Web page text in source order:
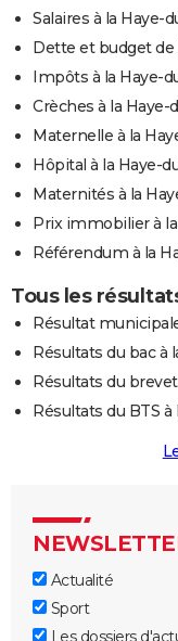
Salaires à la Haye-
Dette et budget de
Impôts à la Haye-
Crèches à la Haye-
Maternelle à la
Hôpital à la Haye-
Maternités à la
Prix immobilier à
Référendum à la
Tous les
Résultat
Résultats du bac à
Résultats du
Résultats du BTS
Actualité
Sport
Les dossiers